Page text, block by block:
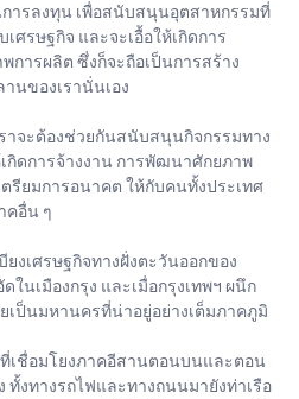
การลงทุน เพื่อสนับสนุนอุตสาหกรรมที่
ศรษฐกิจ และจะเอื้อให้เกิดการ
การผลิต ซึ่งก็จะถือเป็นการสร้าง
นของเรานั่นเอง
าจะต้องช่วยกันสนับสนุนกิจกรรมทาง
กิดการจ้างงาน การพัฒนาศักยภาพ
ยมการอนาคต ให้กับคนทั้งประเทศ
คอื่น ๆ
งเศรษฐกิจทางฝั่งตะวันออกของ
ในเมืองกรุง และเมื่อกรุงเทพฯ ผนึก
เป็นมหานครที่น่าอยู่อย่างเต็มภาคภูมิ
ที่เชื่อมโยงภาคอีสานตอนบนและตอน
ทั้งทางรถไฟและทางถนนมายังท่าเรือ